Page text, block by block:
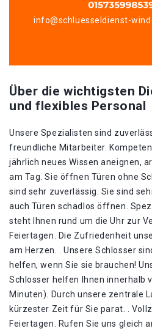
info@schluesseldienst-
Über die wichtigsten
und flexibles Personal
Unsere Spezialisten sind
freundliche Mitarbeiter.
jährlich neues Wissen aneignen,
am Tag. Sie öffnen Türen ohne
sind sehr zuverlässig. Sie sind
auch Türen schadlos öffnen.
steht Ihnen rund um die Uhr zur
Feiertagen. Die Zufriedenheit
am Herzen. . Unsere Schlosser
helfen, wenn Sie sie brauchen!
Schlosser helfen Ihnen innerhalb
Minuten). Durch unsere zentrale
kürzester Zeit für Sie parat. .
Feiertagen. Rufen Sie uns gleich